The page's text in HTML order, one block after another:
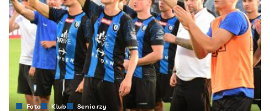
Foto Klub Seniorzy